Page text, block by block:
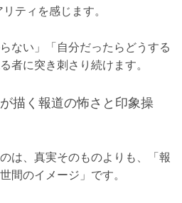
ティを感じます。
ない」「自分だったらどうする
に突き刺さり続けます。
描く報道の怖さと印象操
は、真実そのものよりも、「報
間のイメージ」です。